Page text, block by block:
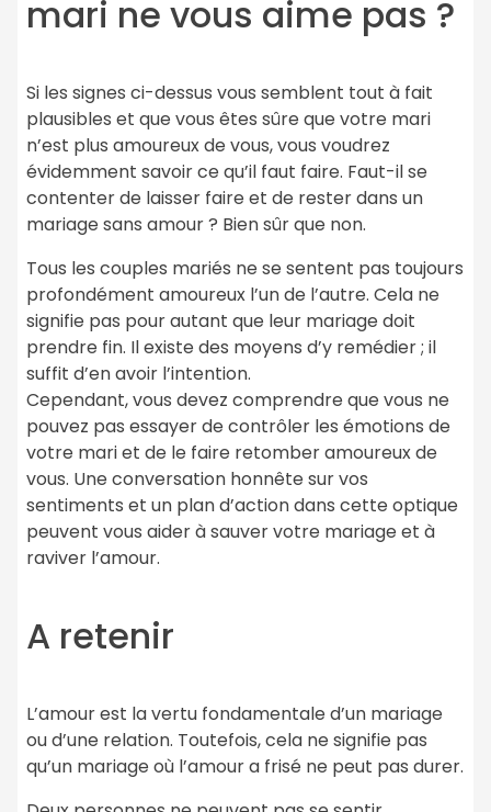
mari ne vous aime pas ?
Si les signes ci-dessus vous semblent tout à fait
plausibles et que vous êtes sûre que votre mari
n’est plus amoureux de vous, vous voudrez
évidemment savoir ce qu’il faut faire. Faut-il se
contenter de laisser faire et de rester dans un
mariage sans amour ? Bien sûr que non.
Tous les couples mariés ne se sentent pas toujours
profondément amoureux l’un de l’autre. Cela ne
signifie pas pour autant que leur mariage doit
prendre fin. Il existe des moyens d’y remédier ; il
suffit d’en avoir l’intention.
Cependant, vous devez comprendre que vous ne
pouvez pas essayer de contrôler les émotions de
votre mari et de le faire retomber amoureux de
vous. Une conversation honnête sur vos
sentiments et un plan d’action dans cette optique
peuvent vous aider à sauver votre mariage et à
raviver l’amour.
A retenir
L’amour est la vertu fondamentale d’un mariage
ou d’une relation. Toutefois, cela ne signifie pas
qu’un mariage où l’amour a frisé ne peut pas durer.